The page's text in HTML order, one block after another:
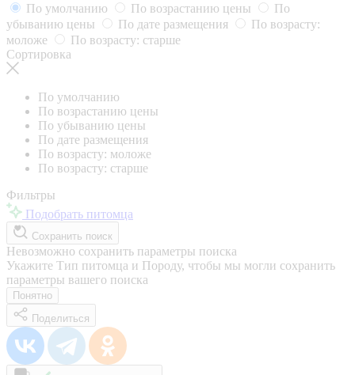
По умолчанию
По возрастанию цены
По
убыванию цены
По дате размещения
По возрасту:
моложе
По возрасту: старше
Сортировка
По умолчанию
По возрастанию цены
По убыванию цены
По дате размещения
По возрасту: моложе
По возрасту: старше
Фильтры
Подобрать питомца
Сохранить поиск
Невозможно сохранить параметры поиска
Укажите Тип питомца и Породу, чтобы мы могли сохранить
параметры вашего поиска
Понятно
Поделиться